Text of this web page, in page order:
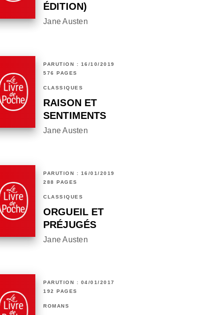
ÉDITION)
Jane Austen
PARUTION : 16/10/2019
576 PAGES
CLASSIQUES
RAISON ET
SENTIMENTS
Jane Austen
PARUTION : 16/01/2019
288 PAGES
CLASSIQUES
ORGUEIL ET
PRÉJUGÉS
Jane Austen
PARUTION : 04/01/2017
192 PAGES
ROMANS